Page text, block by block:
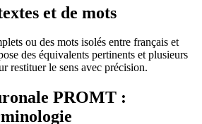
et de mots
ou des mots isolés entre français et
des équivalents pertinents et plusieurs
restituer le sens avec précision.
PROMT :